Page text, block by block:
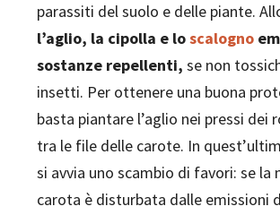
parassiti del suolo e delle piante.
l’aglio, la cipolla e loscalogno
sostanze repellenti, se non
insetti. Per ottenere una buona
basta piantare l’aglio nei pressi dei
tra le file delle carote. In
si avvia uno scambio di favori: se la
carota è disturbata dalle emissioni